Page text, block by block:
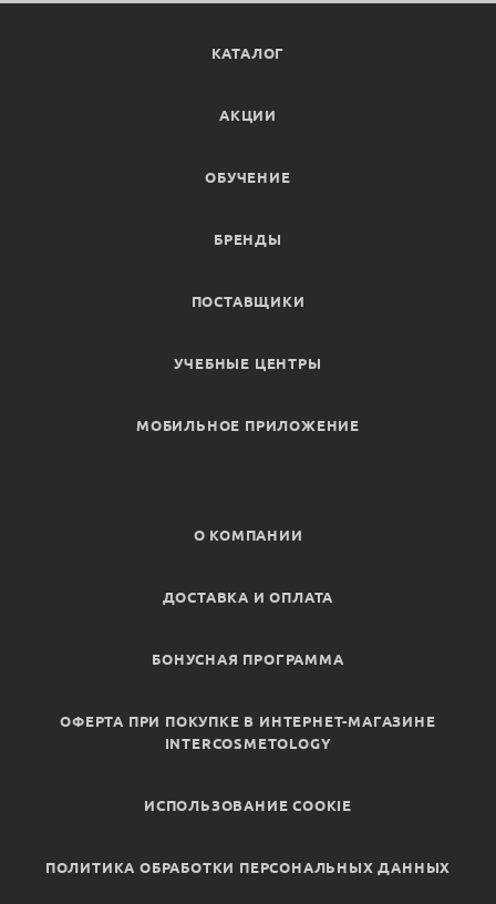
КАТАЛОГ
АКЦИИ
ОБУЧЕНИЕ
БРЕНДЫ
ПОСТАВЩИКИ
УЧЕБНЫЕ ЦЕНТРЫ
МОБИЛЬНОЕ ПРИЛОЖЕНИЕ
О КОМПАНИИ
ДОСТАВКА И ОПЛАТА
БОНУСНАЯ ПРОГРАММА
ОФЕРТА ПРИ ПОКУПКЕ В ИНТЕРНЕТ-МАГАЗИНЕ
INTERCOSMETOLOGY
ИСПОЛЬЗОВАНИЕ COOKIE
ПОЛИТИКА ОБРАБОТКИ ПЕРСОНАЛЬНЫХ ДАННЫХ